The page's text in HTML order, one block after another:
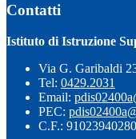
Contatti
Istituto di Istruzione
Via G. Garibaldi
Tel: 0429.2031
Email:
PEC:
C.F.: 91023940280